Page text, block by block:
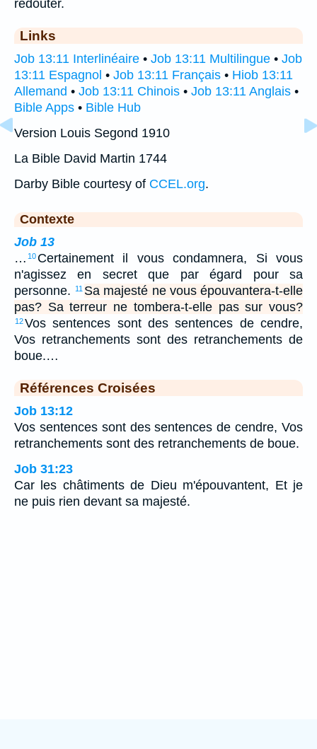
redouter.
Links
Job 13:11 Interlinéaire • Job 13:11 Multilingue • Job
13:11 Espagnol • Job 13:11 Français • Hiob 13:11
Allemand • Job 13:11 Chinois • Job 13:11 Anglais •
Bible Apps • Bible Hub
Version Louis Segond 1910
La Bible David Martin 1744
Darby Bible courtesy of CCEL.org.
Contexte
Job 13
… 10 Certainement il vous condamnera, Si vous
n'agissez en secret que par égard pour sa
personne.
11 Sa majesté ne vous épouvantera-t-elle
pas? Sa terreur ne tombera-t-elle pas sur vous?
12Vos sentences sont des sentences de cendre,
Vos retranchements sont des retranchements de
boue.…
Références Croisées
Job 13:12
Vos sentences sont des sentences de cendre, Vos
retranchements sont des retranchements de boue.
Job 31:23
Car les châtiments de Dieu m'épouvantent, Et je
ne puis rien devant sa majesté.